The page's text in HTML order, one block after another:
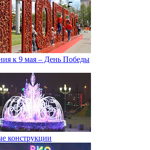
к 9 мая – День Победы
конструкции